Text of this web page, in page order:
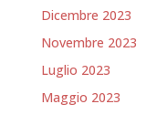
Dicembre 2023
Novembre 2023
Luglio 2023
Maggio 2023